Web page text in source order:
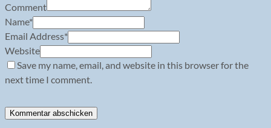
Comment
Name*
Email Address*
Website
Save my name, email, and website in this browser for the
next time I comment.